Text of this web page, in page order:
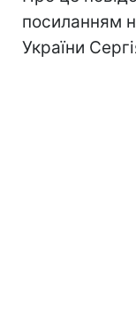
посиланням
України